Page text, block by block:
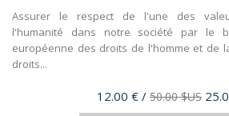
Assurer le respect de l'une des
l'humanité dans notre société par le
européenne des droits de l'homme et de
droits...
Price
12.00 € / 50.00 $US